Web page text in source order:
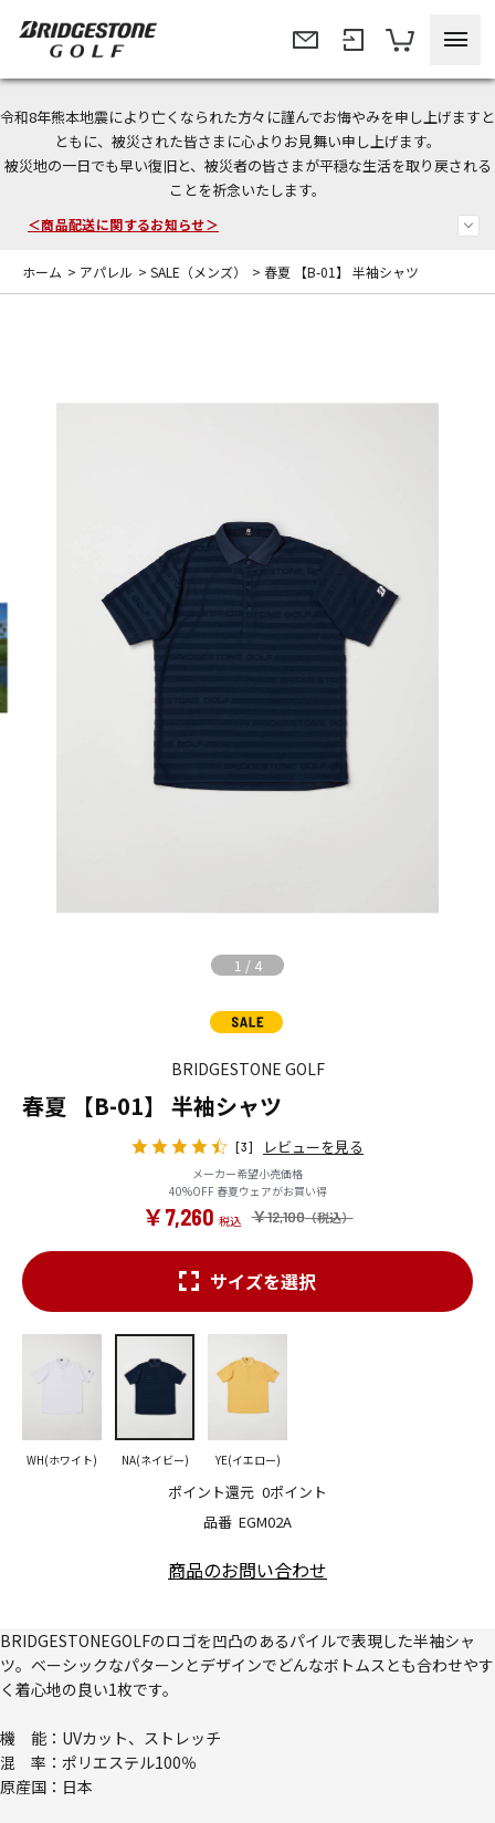
令和8年熊本地震により亡くなられた方々に謹んでお悔やみを申し上げますと
ともに、被災された皆さまに心よりお見舞い申し上げます。
被災地の一日でも早い復旧と、被災者の皆さまが平穏な生活を取り戻される
ことを祈念いたします。
今なら新規会員登録で1,000円OFFクーポンプレゼント！
＜商品配送に関するお知らせ＞
＜夏季休暇中のご注文・発送・お問い合わせ＞
ホーム > アパレル > SALE（メンズ） > 春夏 【B-01】 半袖シャツ
1 / 4
BRIDGESTONE GOLF
春夏 【B-01】 半袖シャツ
[3] レビューを見る
メーカー希望小売価格
40%OFF 春夏ウェアがお買い得
￥12,100
￥7,260
品番 EGM02A
ポイント還元 0ポイント
サイズを選択
WH(ホワイト) NA(ネイビー) YE(イエロー)
商品のお問い合わせ
BRIDGESTONEGOLFのロゴを凹凸のあるパイルで表現した半袖シャ
ツ。ベーシックなパターンとデザインでどんなボトムスとも合わせやす
く着心地の良い1枚です。
機 能：UVカット、ストレッチ
混 率：ポリエステル100％
原産国：日本